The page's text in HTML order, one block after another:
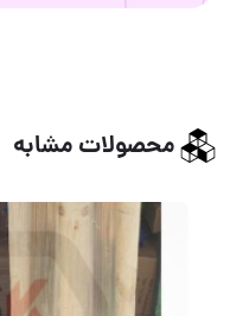
محصولات مشابه